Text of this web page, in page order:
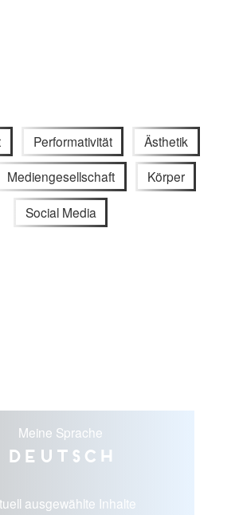
Performativität Ästhetik
Mediengesellschaft Körper
Social Media
Meine Sprache
Deutsch
ausgewählte Inhalte